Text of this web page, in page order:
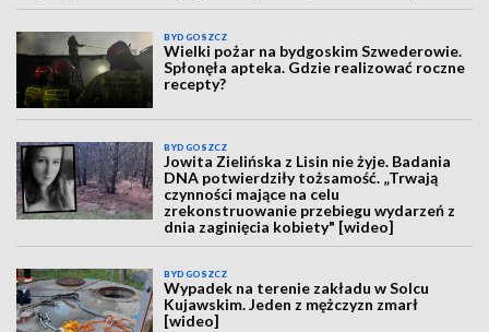
BYDGOSZCZ
Wielki pożar na bydgoskim Szwederowie.
Spłonęła apteka. Gdzie realizować roczne
recepty?
BYDGOSZCZ
Jowita Zielińska z Lisin nie żyje. Badania
DNA potwierdziły tożsamość. „Trwają
czynności mające na celu
zrekonstruowanie przebiegu wydarzeń z
dnia zaginięcia kobiety" [wideo]
BYDGOSZCZ
Wypadek na terenie zakładu w Solcu
Kujawskim. Jeden z mężczyzn zmarł
[wideo]